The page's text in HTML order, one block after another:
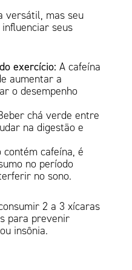
versátil, mas seu
seus
exercício: A cafeína
aumentar a
o desempenho
chá verde entre
na digestão e
contém cafeína, é
no período
no sono.
2 a 3 xícaras
para prevenir
insônia.